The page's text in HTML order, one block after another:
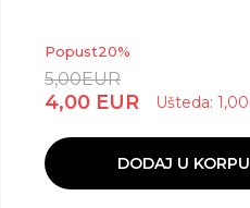
Popust20%
5,00EUR
4,00 EUR Ušteda: 1,00
DODAJ U KORPU